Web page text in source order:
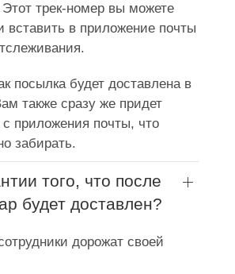
трек-номер вы можете
вставить в приложение почты
посылка будет доставлена в
также сразу же придет
приложения почты, что
забирать.
того, что после
будет доставлен?
дорожат своей